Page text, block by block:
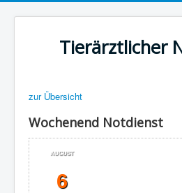
Tierärztlicher
zur Übersicht
Wochenend Notdienst
AUGUST
6